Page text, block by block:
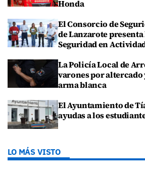
Honda
El Consorcio de
de Lanzarote presenta
Seguridad en
La Policía Local de
varones por altercado
arma blanca
El Ayuntamiento de
ayudas a los
LO MÁS VISTO